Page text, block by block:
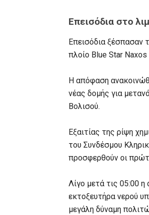
Επεισόδια στο
Επεισόδια ξέσπασαν
πλοίο Blue Star Naxos
Η απόφαση
νέας δομής για
Βολισού.
Εξαιτίας της ρίψη
του Συνδέσμου
προσφερθούν οι
Λίγο μετά τις 05:00
εκτοξευτήρα νερού
μεγάλη δύναμη